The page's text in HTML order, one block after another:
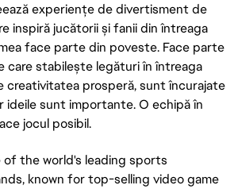
experiențe de divertisment de
inspiră jucătorii și fanii din întreaga
face parte din poveste. Face parte
stabilește legături în întreaga
creativitatea prosperă, sunt încurajate
ideile sunt importante. O echipă în
jocul posibil.
of the world's leading sports
known for top-selling video game